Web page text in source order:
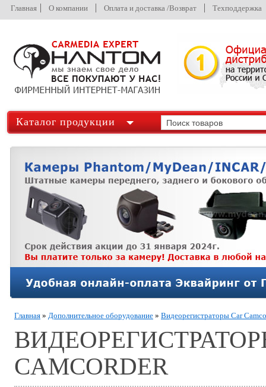
Главная О компании Оплата и доставка /Возврат Техподдержка
Каталог продукции
Главная » Дополнительное оборудование » Видеорегистраторы Car
CAMCORDER